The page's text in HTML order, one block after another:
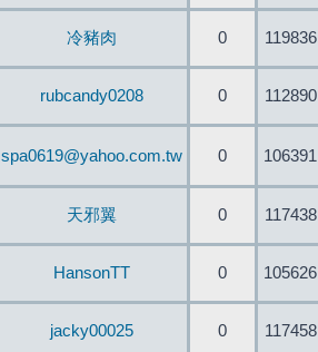
冷豬肉 0 119836
rubcandy0208 0 112890
spa0619@yahoo.com.tw 0 106391
天邪翼 0 117438
HansonTT 0 105626
jacky00025 0 117458